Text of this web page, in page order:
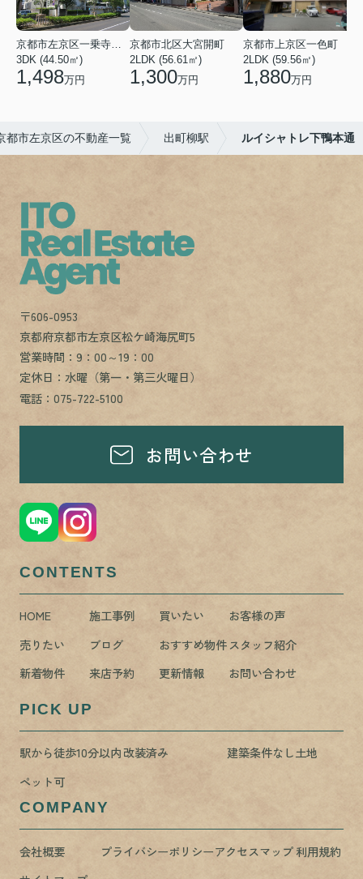
3DK (44.50㎡)
1,498万円
京都市北区大宮開町
2LDK (56.61㎡)
1,300万円
京都市上京区一色町
2LDK (59.56㎡)
1,880万円
都市左京区の不動産一覧 出町柳駅 ルイシャトレ下鴨本通
〒606-0953
京都府京都市左京区松ケ崎海尻町5
営業時間：9：00～19：00
定休日：水曜（第一・第三火曜日）
電話：075-722-5100
お問い合わせ
CONTENTS
HOME 施工事例 買いたい
お客様の声
売りたい
ブログ おすすめ物件スタッフ紹介
新着物件
来店予約 更新情報 お問い合わせ
PICK UP
駅から徒歩10分以内改装済み
建築条件なし土地
ペット可
COMPANY
会社概要 プライバシーポリシーアクセスマップ利用規約